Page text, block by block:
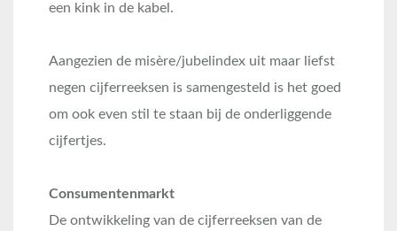
een kink in de kabel.
Aangezien de misère/jubelindex uit maar liefst
negen cijferreeksen is samengesteld is het goed
om ook even stil te staan bij de onderliggende
cijfertjes.
Consumentenmarkt
De ontwikkeling van de cijferreeksen van de